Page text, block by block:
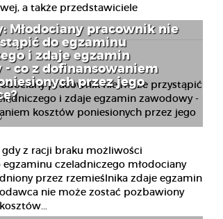
a także przedstawiciele
Młodociany pracownik nie
do egzaminu
i zdaje egzamin
- co z dofinansowaniem
przez jego
gdy z racji braku możliwości
czeladniczego młodociany
przez rzemieślnika zdaje egzamin
nie może zostać pozbawiony